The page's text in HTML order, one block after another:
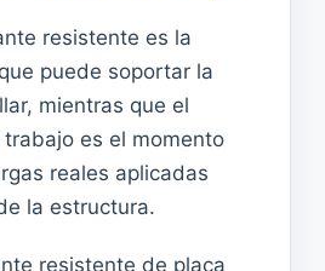
resistente es la
puede soportar la
mientras que el
es el momento
reales aplicadas
la estructura.